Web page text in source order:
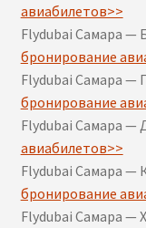
авиабилетов>>
Flydubai Самара —
бронирование
Flydubai Самара —
бронирование
Flydubai Самара —
авиабилетов>>
Flydubai Самара
бронирование
Flydubai Самара —